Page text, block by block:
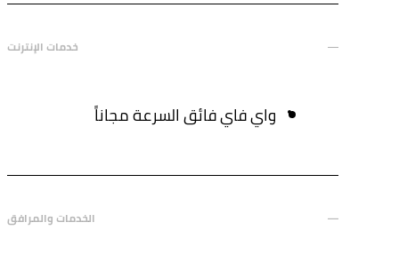
خدمات الإنترنت
واي فاي فائق السرعة مجاناً
الخدمات والمرافق